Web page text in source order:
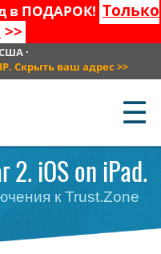
в ПОДАРОК! Только
>>
·
Скрыть ваш адрес >>
☰
2. iOS on iPad.
к Trust.Zone